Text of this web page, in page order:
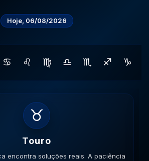
Hoje, 06/08/2026
♋ ♌ ♍ ♎ ♏ ♐ ♑
♊
Gemeos
hoje. A versatilidade é seu